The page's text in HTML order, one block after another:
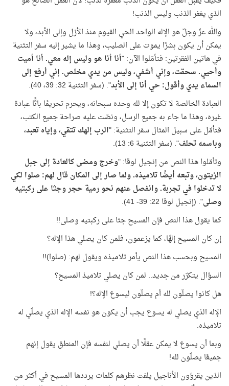
الذي يغفر الذنب وليس الذنب!
والله عزّ وجلّ هو الإله الواحد الحي القيوم منذ الأزل وإلى الأبد، ولا
يمكن أن يكون بشرًا يموت على الصليب، وهذا ما يشير إليه سفر التثنية
في هاتين الفقرتين: فتأمّلوا الآن: "أنا أنا هو وليس إله معي. أنا أميت
وأحيي. سحقت، وإني أشفي، وليس من يدي مخلص. إني أرفع إلى
السماء يدي وأقول: حي أنا إلى الأبد". (سفر التثنية 32: 39، 40).
العبادة الخالصة لا تكون إلا لله وحده سبحانه، ويحرم تحريمًا باتًّا عبادة
غيره، وهذا ما جاء به جميع الرسل، ونصّت عليه صراحة جميع الكتب،
فتأمّل على سبيل المثال سفر التثنية: "الرب إلهك تتقي، وإياه تعبد،
وباسمه تحلف". (سفر التثنية 6: 13).
وتأمّلوا هذا النص من إنجيل لوقا: "وخرج ومضى كالعادة إلى جبل
الزيتون، وتبعه أيضًا تلاميذه.ولما صار إلى المكان قال لهم: صلوا لكي
لا تدخلوا في تجربة. وانفصل عنهم نحو رمية حجر وجثا على ركبتيه
وصلى". (إنجيل لوقا 22: 39- 41).
كما يقول هذا النص فإن المسيح جثا على ركبتيه وصلى!!
إن كان المسيح إلهًا، كما يزعمون، فلمن كان يصلي هذا الإله؟
المسيح وبحسب هذا النص يأمر تلاميذه ويقول لهم: (صلوا)!!
السؤال يتكرّر من جديد.. لمن كان يصلي تلاميذ المسيح؟
هل كانوا يصلّون لله أم يصلّون ليسوع الإله؟!
الإله الذي يصلي له يسوع يجب أن يكون هو نفسه الإله الذي يصلّي له
تلاميذه.
وبما أن يسوع لا يمكن عقلًا أن يصلي لنفسه فإن المنطق يقول إنهم
جميعًا يصلّون لله!
الذين يقرؤون الأناجيل يلفت نظرهم كلمات يرددها المسيح في أكثر من